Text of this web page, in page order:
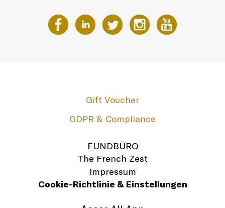
Gift Voucher
GDPR & Compliance
FUNDBÜRO
The French Zest
Impressum
Cookie-Richtlinie & Einstellungen